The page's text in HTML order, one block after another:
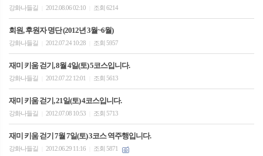
강화나들길 2012.08.06 02:10 조회 6214
회원, 후원자 명단 (2012년 3월~6월)
강화나들길 2012.07.24 10:28 조회 5957
재미 키움 걷기, 8월 4일(토) 5코스입니다.
강화나들길 2012.07.22 12:01 조회 5613
재미 키움 걷기, 21일(토) 4코스입니다.
강화나들길 2012.07.08 10:53 조회 5713
재미 키움 걷기 7월 7일(토) 3코스 역주행입니다.
강화나들길 2012.06.29 11:16 조회 5871